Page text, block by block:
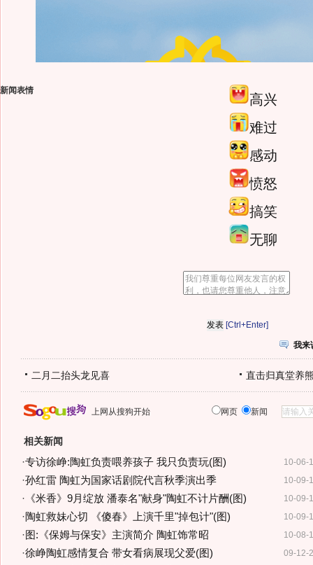
新闻表情
高兴
难过
感动
愤怒
搞笑
无聊
[Ctrl+Enter]
我来
二月二抬头龙见喜 直击归真堂养
上网从搜狗开始 网页 新闻
相关新闻
10-06-
·专访徐峥:陶虹负责喂养孩子 我只负责玩(图)
10-09-
·孙红雷 陶虹为国家话剧院代言秋季演出季
10-09-
· 《米香》9月绽放 潘泰名"献身"陶虹不计片酬(图)
10-09-
·陶虹救妹心切 《傻春》上演千里"掉包计"(图)
10-08-
· 图:《保姆与保安》主演简介 陶虹饰常昭
09-12-
·徐峥陶虹感情复合 带女看病展现父爱(图)